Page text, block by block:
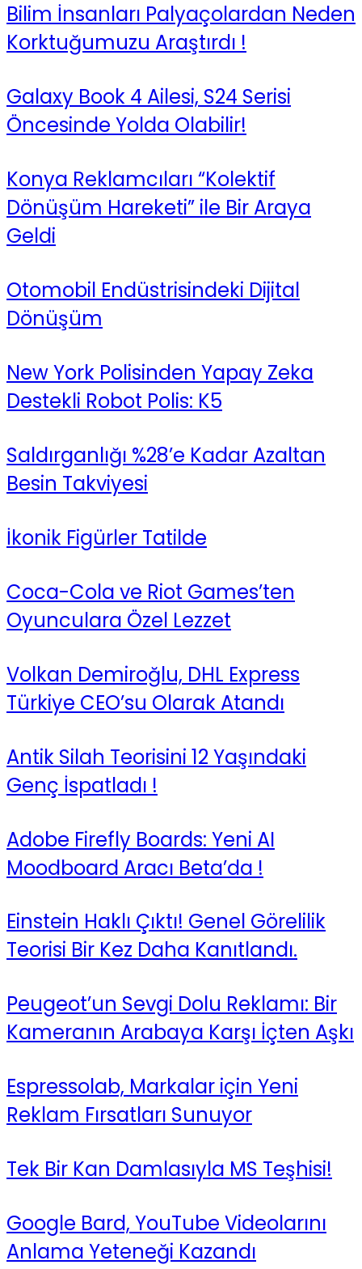
Bilim İnsanları Palyaçolardan Neden
Korktuğumuzu Araştırdı !
Galaxy Book 4 Ailesi, S24 Serisi
Öncesinde Yolda Olabilir!
Konya Reklamcıları “Kolektif
Dönüşüm Hareketi” ile Bir Araya
Geldi
Otomobil Endüstrisindeki Dijital
Dönüşüm
New York Polisinden Yapay Zeka
Destekli Robot Polis: K5
Saldırganlığı %28’e Kadar Azaltan
Besin Takviyesi
İkonik Figürler Tatilde
Coca-Cola ve Riot Games’ten
Oyunculara Özel Lezzet
Volkan Demiroğlu, DHL Express
Türkiye CEO’su Olarak Atandı
Antik Silah Teorisini 12 Yaşındaki
Genç İspatladı !
Adobe Firefly Boards: Yeni AI
Moodboard Aracı Beta’da !
Einstein Haklı Çıktı! Genel Görelilik
Teorisi Bir Kez Daha Kanıtlandı.
Peugeot’un Sevgi Dolu Reklamı: Bir
Kameranın Arabaya Karşı İçten Aşkı
Espressolab, Markalar için Yeni
Reklam Fırsatları Sunuyor
Tek Bir Kan Damlasıyla MS Teşhisi!
Google Bard, YouTube Videolarını
Anlama Yeteneği Kazandı